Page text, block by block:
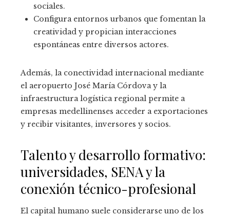
sociales.
Configura entornos urbanos que fomentan la
creatividad y propician interacciones
espontáneas entre diversos actores.
Además, la conectividad internacional mediante
el aeropuerto José María Córdova y la
infraestructura logística regional permite a
empresas medellinenses acceder a exportaciones
y recibir visitantes, inversores y socios.
Talento y desarrollo formativo:
universidades, SENA y la
conexión técnico-profesional
El capital humano suele considerarse uno de los